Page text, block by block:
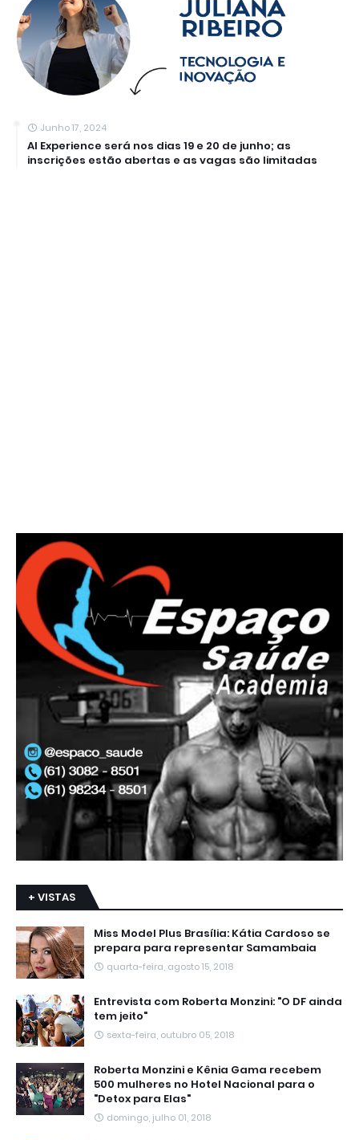
Junho 17, 2024
AI Experience será nos dias 19 e 20 de junho; as
inscrições estão abertas e as vagas são limitadas
+ VISTAS
Miss Model Plus Brasília: Kátia Cardoso se
prepara para representar Samambaia
quarta-feira, agosto 15, 2018
Entrevista com Roberta Monzini: "O DF ainda
tem jeito"
sexta-feira, outubro 05, 2018
Roberta Monzini e Kênia Gama recebem
500 mulheres no Hotel Nacional para o
"Detox para Elas"
domingo, julho 01, 2018